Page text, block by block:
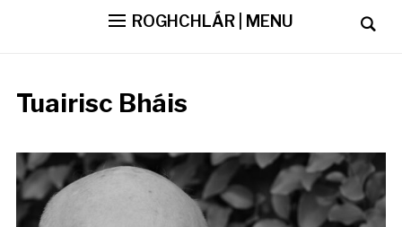
ROGHCHLÁR | MENU
Tuairisc Bháis